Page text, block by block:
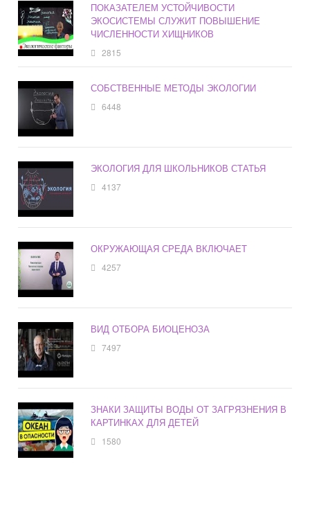
ПОКАЗАТЕЛЕМ УСТОЙЧИВОСТИ
ЭКОСИСТЕМЫ СЛУЖИТ ПОВЫШЕНИЕ
ЧИСЛЕННОСТИ ХИЩНИКОВ
2815
СОБСТВЕННЫЕ МЕТОДЫ ЭКОЛОГИИ
6448
ЭКОЛОГИЯ ДЛЯ ШКОЛЬНИКОВ СТАТЬЯ
4137
ОКРУЖАЮЩАЯ СРЕДА ВКЛЮЧАЕТ
4257
ВИД ОТБОРА БИОЦЕНОЗА
7497
ЗНАКИ ЗАЩИТЫ ВОДЫ ОТ ЗАГРЯЗНЕНИЯ В
КАРТИНКАХ ДЛЯ ДЕТЕЙ
1580